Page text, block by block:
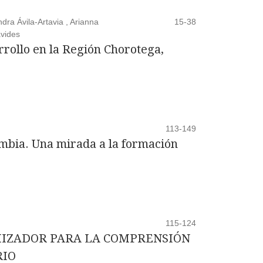
Ávila-Artavia , Arianna
15-38
en la Región Chorotega,
113-149
Una mirada a la formación
115-124
PARA LA COMPRENSIÓN